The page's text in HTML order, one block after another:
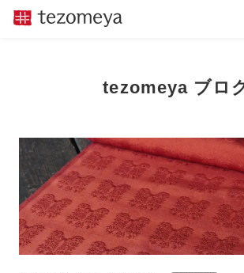
tezomeya ブロ